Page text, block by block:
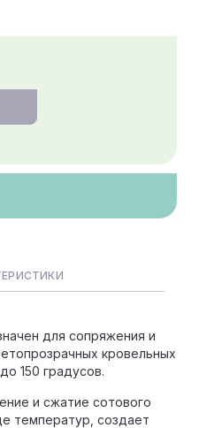
для сопряжения и
кровельных
150 градусов.
и сжатие сотового
температур, создает